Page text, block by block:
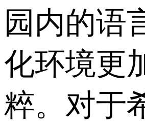
园内的语
化环境更
粹。对于